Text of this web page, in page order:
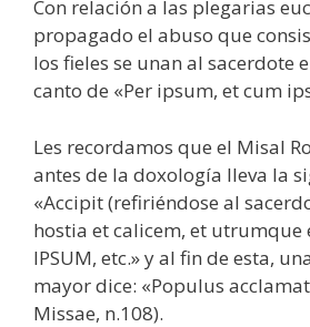
Con relación a las plegarias
propagado el abuso que
los fieles se unan al sacerdote
canto de «Per ipsum, et cum
Les recordamos que el Misal
antes de la doxología lleva la
«Accipit (refiriéndose al
hostia et calicem, et utrumque
IPSUM, etc.» y al fin de esta,
mayor dice: «Populus
Missae, n.108).